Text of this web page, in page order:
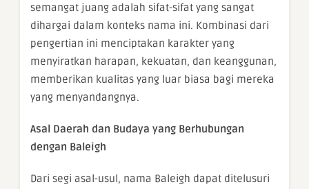
semangat juang adalah sifat-sifat yang sangat
dihargai dalam konteks nama ini. Kombinasi dari
pengertian ini menciptakan karakter yang
menyiratkan harapan, kekuatan, dan keanggunan,
memberikan kualitas yang luar biasa bagi mereka
yang menyandangnya.
Asal Daerah dan Budaya yang Berhubungan
dengan Baleigh
Dari segi asal-usul, nama Baleigh dapat ditelusuri